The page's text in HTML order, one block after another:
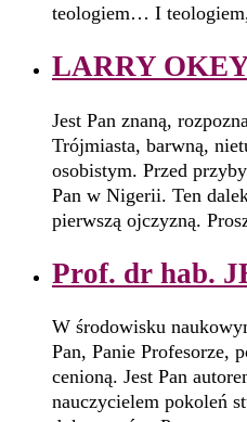
teologiem… I
LARRY
Jest Pan znaną,
Trójmiasta, barwną,
osobistym. Przed
Pan w Nigerii. Ten
pierwszą ojczyzną.
Prof. dr hab.
W środowisku
Pan, Panie Profesorze,
cenioną. Jest Pan
nauczycielem pokoleń